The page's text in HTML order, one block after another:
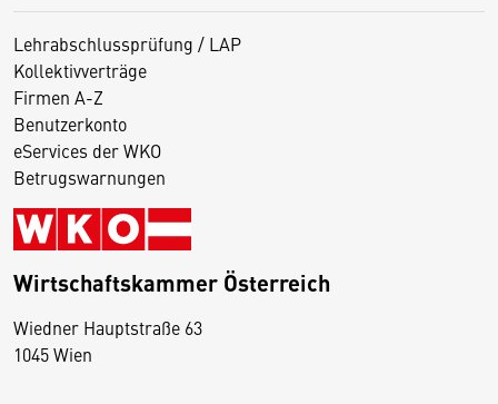
Lehrabschlussprüfung / LAP
Kollektivverträge
Firmen A-Z
Benutzerkonto
eServices der WKO
Betrugswarnungen
Wirtschaftskammer Österreich
Wiedner Hauptstraße 63
1045 Wien
D